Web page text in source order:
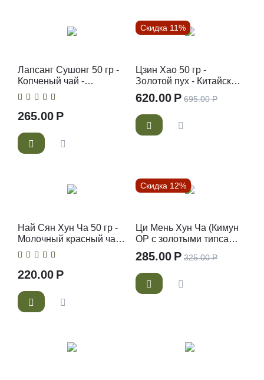
Лапсанг Сушонг 50 гр -
Копченый чай -
Китайский красный чай
265.00 Р
Скидка 11%
Цзин Хао 50 гр -
Золотой пух - Китайский
красный чай
620.00 Р 695.00 Р
Най Сян Хун Ча 50 гр -
Молочный красный чай -
Китайский красный чай
220.00 Р
Скидка 12%
Ци Мень Хун Ча (Кимун
ОР с золотыми типсами)
50 гр - Китайский
красный чай
285.00 Р 325.00 Р